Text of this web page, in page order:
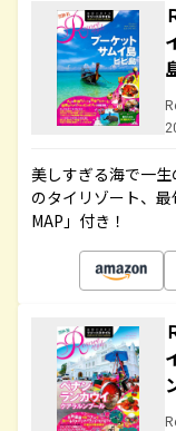
美しすぎる海で一
のタイリゾート、
MAP」付き！